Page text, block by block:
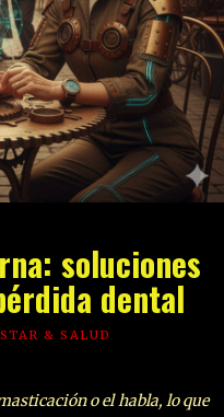
soluciones
dental
& SALUD
o el habla, lo que